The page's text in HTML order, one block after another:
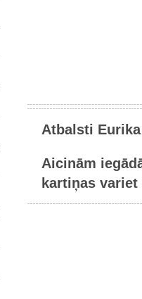
Atbalsti
Aicinām
kartiņas variet